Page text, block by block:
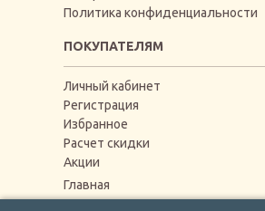
Политика конфиденциальности
ПОКУПАТЕЛЯМ
Личный кабинет
Регистрация
Избранное
Расчет скидки
Акции
Главная